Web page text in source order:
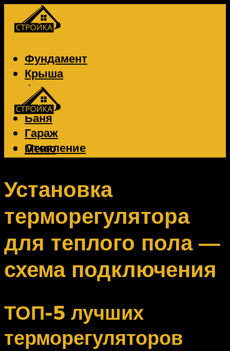
Фундамент
Крыша
Фасад
Забор
Баня
Гараж
Отопление
Вентиляция
Меню
Меню
Установка
терморегулятора
для теплого пола —
схема подключения
ТОП-5 лучших
терморегуляторов